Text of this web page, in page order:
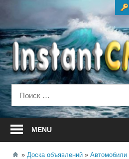
содержанию
MENU
Доска объявлений Автомобили